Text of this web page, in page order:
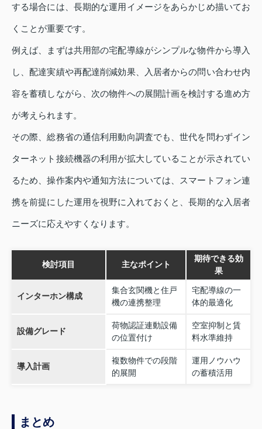
する場合には、長期的な運用イメージをあらかじめ描いてお
くことが重要です。
例えば、まずは共用部の宅配導線がシンプルな物件から導入
し、配達実績や再配達削減効果、入居者からの問い合わせ内
容を蓄積しながら、次の物件への展開計画を検討する進め方
が考えられます。
その際、総務省の通信利用動向調査でも、世代を問わずイン
ターネット接続機器の利用が拡大していることが示されてい
るため、操作案内や通知方法については、スマートフォン連
携を前提にした運用を視野に入れておくと、長期的な入居者
ニーズに応えやすくなります。
検討項目 主なポイント
期待できる効
果
インターホン構成
集合玄関機と住戸
機の連携整理
宅配導線の一
体的最適化
設備グレード
荷物認証連動設備
の位置付け
空室抑制と賃
料水準維持
導入計画
複数物件での段階
的展開
運用ノウハウ
の蓄積活用
まとめ